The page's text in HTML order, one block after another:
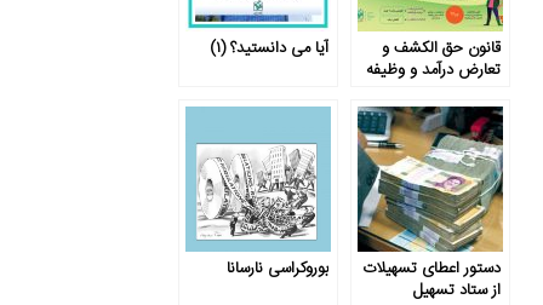
قانون حق الکشف و
تعارض درآمد و وظیفه
آیا می دانستید؟ (۱)
دستور اعطای تسهیلات
از ستاد تسهیل
بوروکراسی نارسانا